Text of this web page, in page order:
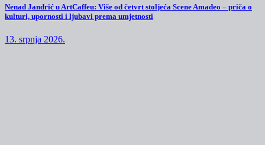
Nenad Jandrić u ArtCaffeu: Više od četvrt stoljeća Scene Amadeo – priča o
kulturi, upornosti i ljubavi prema umjetnosti
13. srpnja 2026.